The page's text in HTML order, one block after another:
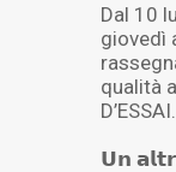
Dal 10
giovedì
qualità
D’ESSAI
𝗨𝗻